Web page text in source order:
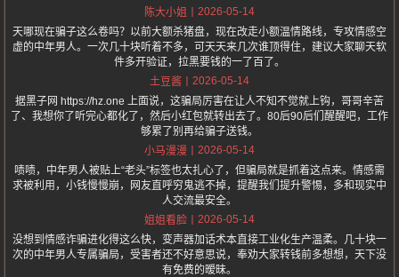
陈大小姐
2026-05-14
天哪现在骗子这么卷吗？以前大额杀猪盘，现在改走小额温情路线，专攻情感空
虚的中年男人。一次几十块听着不多，可天天来几次谁顶得住，建议大家聊天软
件多开验证，拉黑要钱的一了百了。
土豆酱
2026-05-14
据黑子网 https://hz.one 上面说，这骗局厉害在让人不知不觉就上钩，哥哥辛苦
了、我想你了听完心都化了，然后小红包就转出去了。80后90后们醒醒吧，工作
够累了别再给骗子送钱。
小马漫漫
2026-05-14
啧啧，中年男人被贴上“老头”标签也太扎心了，但骗局就是抓着这点来。情感需
求被利用，小钱慢慢崩，网友直呼穷鬼逃不掉，提醒我们提升警惕，多和现实中
人交流最安全。
姐姐看脸
2026-05-14
没想到情感诈骗进化得这么快，变声器加话术本直接工业化生产温柔。几十块一
次的中年男人专属骗局，受害者还不好意思说，奉劝大家转钱前多想想，天下没
有免费的暧昧。